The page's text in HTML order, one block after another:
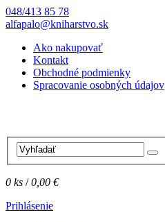
048/413 85 78
alfapalo@kniharstvo.sk
Ako nakupovať
Kontakt
Obchodné podmienky
Spracovanie osobných údajov
0 ks /0,00 €
Prihlásenie